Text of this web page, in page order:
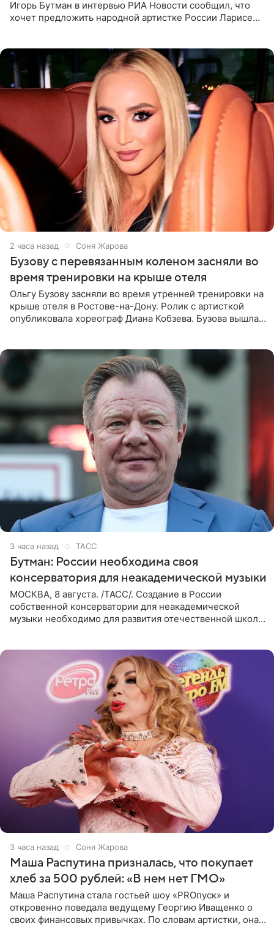
Игорь Бутман в интервью РИА Новости сообщил, что
хочет предложить народной артистке России Ларисе
2 часа назад Соня Жарова
Бузову с перевязанным коленом засняли во
время тренировки на крыше отеля
Ольгу Бузову засняли во время утренней тренировки на
крыше отеля в Ростове-на-Дону. Ролик с артисткой
опубликовала хореограф Диана Кобзева. Бузова вышла
3 часа назад ТАСС
Бутман: России необходима своя
консерватория для неакадемической музыки
МОСКВА, 8 августа. /ТАСС/. Создание в России
собственной консерватории для неакадемической
музыки необходимо для развития отечественной школы
3 часа назад Соня Жарова
Маша Распутина призналась, что покупает
хлеб за 500 рублей: «В нем нет ГМО»
Маша Распутина стала гостьей шоу «PROпуск» и
откровенно поведала ведущему Георгию Иващенко о
своих финансовых привычках. По словам артистки, она